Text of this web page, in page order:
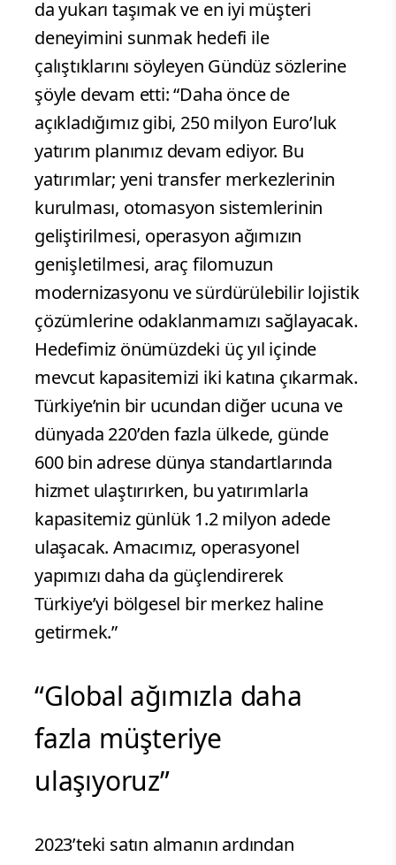
da yukarı taşımak ve en iyi müşteri
deneyimini sunmak hedefi ile
çalıştıklarını söyleyen Gündüz sözlerine
şöyle devam etti: “Daha önce de
açıkladığımız gibi, 250 milyon Euro’luk
yatırım planımız devam ediyor. Bu
yatırımlar; yeni transfer merkezlerinin
kurulması, otomasyon sistemlerinin
geliştirilmesi, operasyon ağımızın
genişletilmesi, araç filomuzun
modernizasyonu ve sürdürülebilir lojistik
çözümlerine odaklanmamızı sağlayacak.
Hedefimiz önümüzdeki üç yıl içinde
mevcut kapasitemizi iki katına çıkarmak.
Türkiye’nin bir ucundan diğer ucuna ve
dünyada 220’den fazla ülkede, günde
600 bin adrese dünya standartlarında
hizmet ulaştırırken, bu yatırımlarla
kapasitemiz günlük 1.2 milyon adede
ulaşacak. Amacımız, operasyonel
yapımızı daha da güçlendirerek
Türkiye’yi bölgesel bir merkez haline
getirmek.”
“Global ağımızla daha
fazla müşteriye
ulaşıyoruz”
2023’teki satın almanın ardından